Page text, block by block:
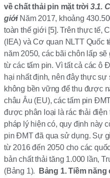
về chất thải pin mặt trời 3.1.
giớiNăm 2017, khoảng
toàn thế giới [5]. Trên thực tế,
(IEA) và Cơ quan NLTT Quốc
năm 2050, các bãi chôn lấp
từ các tấm pin. Vì tất cả các ô
hại nhất định, nên đây thực
không bền vững để thu được
châu Âu (EU), các tấm pin
được phân loại là rác thải
pháp lý hiện có, quy định này
pin ĐMT đã qua sử dụng. Sự
từ 2016 đến 2050 cho các
bản chất thải tăng 1.000 lần,
(Bảng 1).
Bảng 1. Tiềm